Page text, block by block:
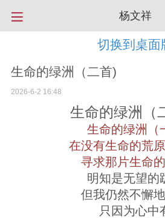
杨文祥
切换到桌面
生命的绿洲（二首)
2026-6-2 16:48
生命的绿洲（
生命的绿洲（
在没有生命的荒
寻求那片生命
明知是无望的
但我仍然不懈
只因为心中